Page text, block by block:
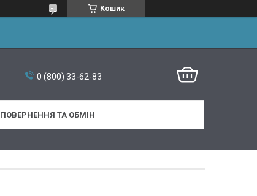
Кошик
0 (800) 33-62-83
ПОВЕРНЕННЯ ТА ОБМІН